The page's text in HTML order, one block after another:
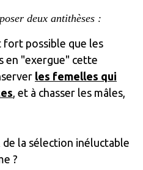
deux antithèses :
fort possible que les
en "exergue" cette
les femelles qui
, et à chasser les mâles,
la sélection inéluctable
?